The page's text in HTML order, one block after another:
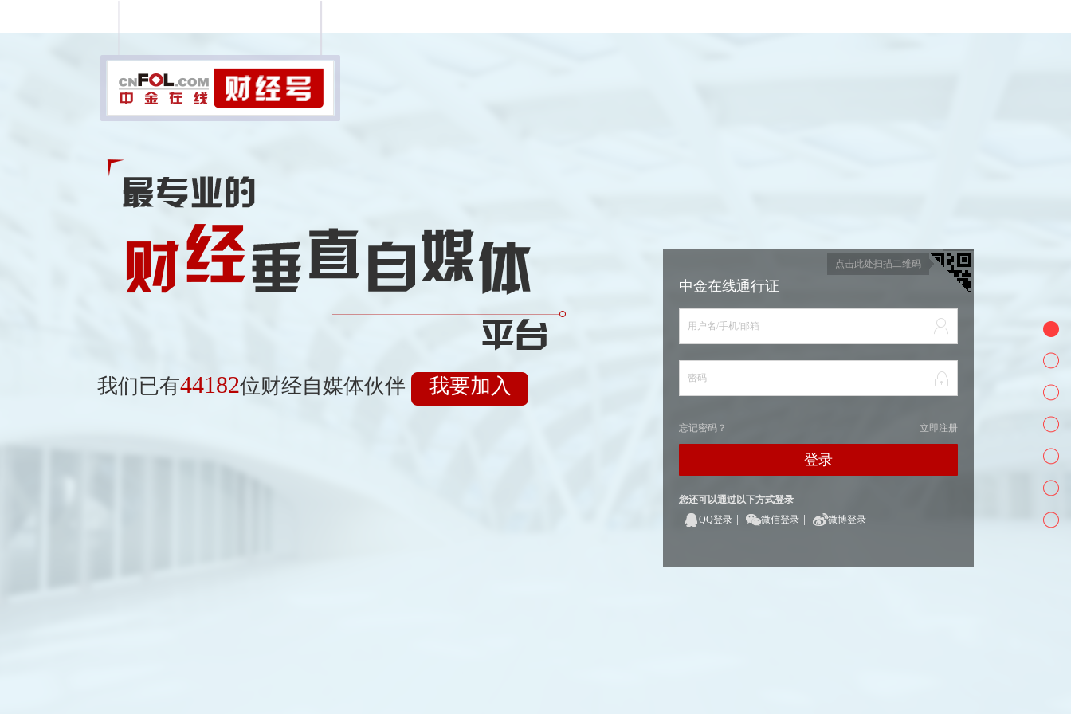
我们已有44182位财经自媒体伙伴 我要加入
点击此处扫描二维码
中金在线通行证
用户名/手机/邮箱
密码
立即注册
忘记密码？
登录
您还可以通过以下方式登录
QQ登录
微信登录 微博登录